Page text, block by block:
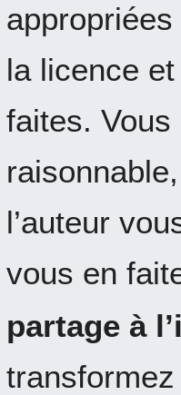
la licence
faites.
l’auteur
vous en
partage à